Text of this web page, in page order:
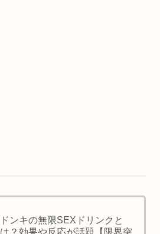
ドンキの無限SEXドリンクと
は？効果や反応が話題【限界突